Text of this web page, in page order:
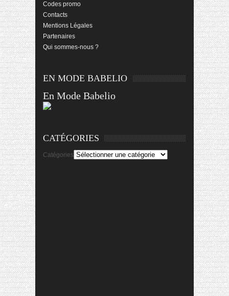
Codes promo
Contacts
Mentions Légales
Partenaires
Qui sommes-nous ?
EN MODE BABELIO
En Mode Babelio
CATÉGORIES
Catégories